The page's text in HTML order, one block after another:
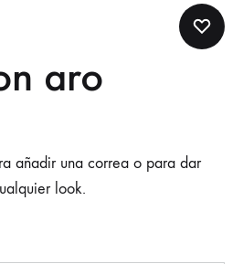
aro
añadir una correa o para dar
look.